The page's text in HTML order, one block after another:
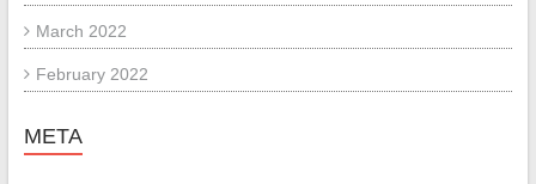
March 2022
February 2022
META